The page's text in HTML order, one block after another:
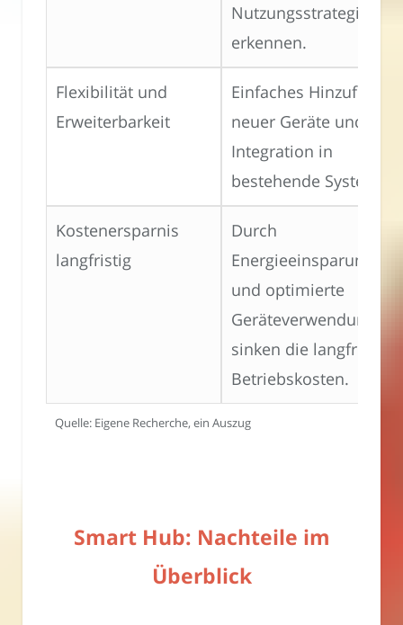
Nutzungsstrategien zu
erkennen.
Flexibilität und
Erweiterbarkeit
Einfaches Hinzufügen
neuer Geräte und
Integration in
bestehende Systeme.
Kostenersparnis
langfristig
Durch
Energieeinsparungen
und optimierte
Geräteverwendung
sinken die
Betriebskosten.
Quelle: Eigene Recherche, ein Auszug
Smart Hub: Nachteile im
Überblick